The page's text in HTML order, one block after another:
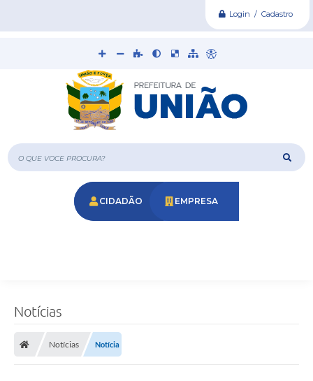
Login / Cadastro
O que voce procura?
CIDADÃO EMPRESA
Notícias
Notícias Notícia